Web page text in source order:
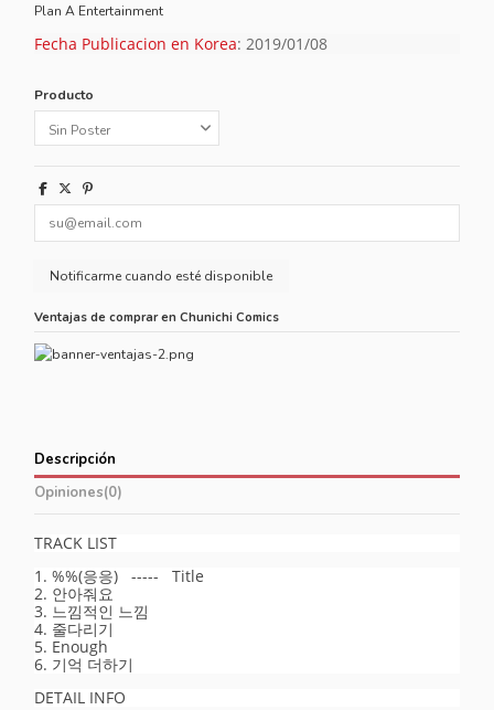
Plan A Entertainment
Fecha Publicacion en Korea: 2019/01/08
Producto
Ventajas de comprar en Chunichi Comics
Descripción
Opiniones(0)
TRACK LIST
1. %%(응응) ----- Title
2. 안아줘요
3. 느낌적인 느낌
4. 줄다리기
5. Enough
6. 기억 더하기
DETAIL INFO